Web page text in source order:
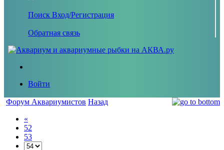
Поиск Вход/Регистрация
Обратная связь
Войти
Форум Аквариумистов Назад
«
52
53